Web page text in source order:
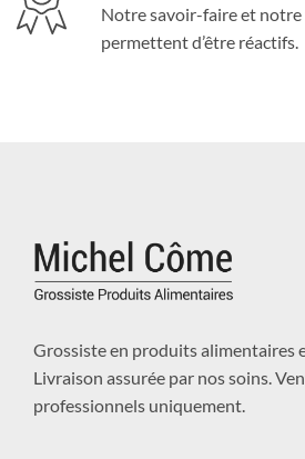
Notre savoir-faire et
permettent d’être réactifs.
Grossiste en produits alimentaires
Livraison assurée par nos soins.
professionnels uniquement.